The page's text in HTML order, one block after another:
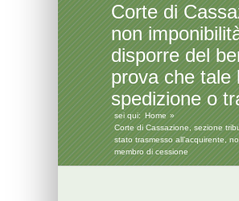
Corte di
non
disporre del
prova che tale
spedizione o
sei qui: Home
Corte di Cassazione, sezione
stato trasmesso all’acquirente,
membro di cessione